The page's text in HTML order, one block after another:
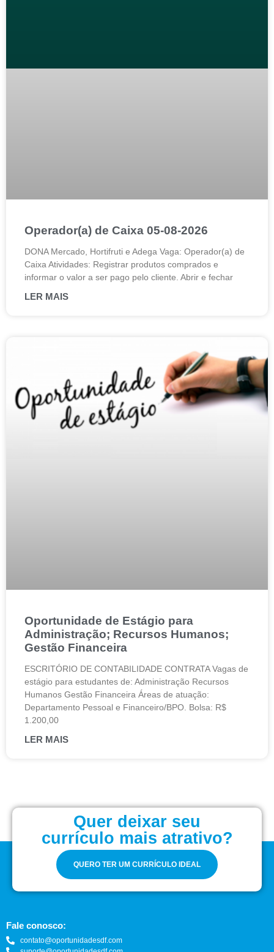
Operador(a) de Caixa 05-08-2026
DONA Mercado, Hortifruti e Adega Vaga: Operador(a) de
Caixa Atividades: Registrar produtos comprados e
informar o valor a ser pago pelo cliente. Abrir e fechar
LER MAIS
Oportunidade de Estágio para
Administração; Recursos Humanos;
Gestão Financeira
ESCRITÓRIO DE CONTABILIDADE CONTRATA Vagas de
estágio para estudantes de: Administração Recursos
Humanos Gestão Financeira Áreas de atuação:
Departamento Pessoal e Financeiro/BPO. Bolsa: R$
1.200,00
LER MAIS
Quer deixar seu
currículo mais atrativo?
QUERO TER UM CURRÍCULO IDEAL
Fale conosco:
contato@oportunidadesdf.com